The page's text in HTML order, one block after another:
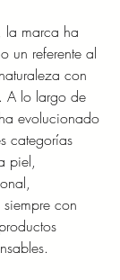
la marca ha
un referente al
con
A lo largo de
evolucionado
categorías
piel,
con